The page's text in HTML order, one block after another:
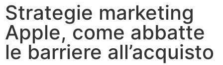
Strategie marketing
Apple, come abbatte
le barriere all’acquisto